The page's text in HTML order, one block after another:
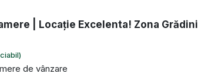
| Locație Excelenta! Zona Grădini
de vânzare